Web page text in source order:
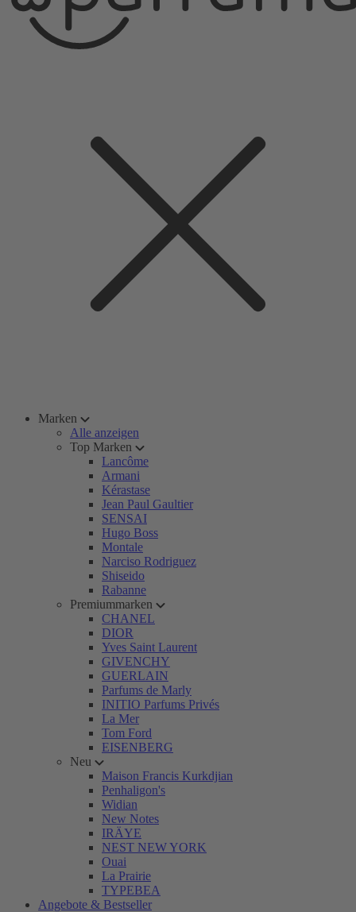
Marken
Alle anzeigen
Top Marken
Lancôme
Armani
Kérastase
Jean Paul Gaultier
SENSAI
Hugo Boss
Montale
Narciso Rodriguez
Shiseido
Rabanne
Premiummarken
CHANEL
DIOR
Yves Saint Laurent
GIVENCHY
GUERLAIN
Parfums de Marly
INITIO Parfums Privés
La Mer
Tom Ford
EISENBERG
Neu
Maison Francis Kurkdjian
Penhaligon's
Widian
New Notes
IRÄYE
NEST NEW YORK
Ouai
La Prairie
TYPEBEA
Angebote & Bestseller